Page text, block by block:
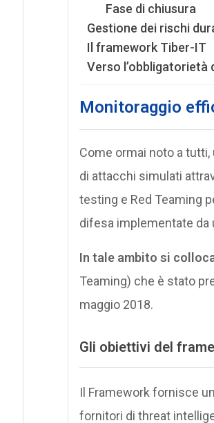
Fase di chiusura
Gestione dei rischi
Il framework Tiber-IT
Verso l’obbligatorietà
Monitoraggio
Come ormai noto a tutti,
di attacchi simulati
testing e Red Teaming
difesa implementate da
In tale ambito si
Teaming) che è stato
maggio 2018.
Gli obiettivi del
Il Framework fornisce
fornitori di threat